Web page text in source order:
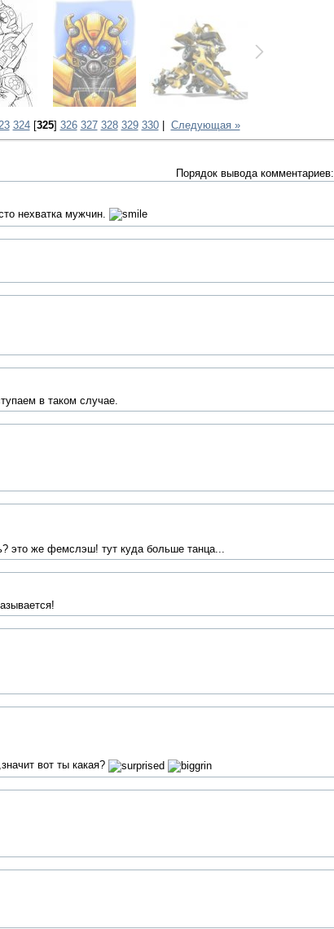
324[325] 326 327 328 329 330| Следующая »
Порядок вывода комментариев:
нехватка мужчин.
в таком случае.
это же фемслэш! тут куда больше танца...
вот ты какая?